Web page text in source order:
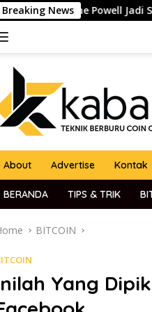
Breaking NewsJadi Sorotan, Pasar
About Advertise Kontak
BERANDA TIPS & TRIK
BITCOIN
Yang